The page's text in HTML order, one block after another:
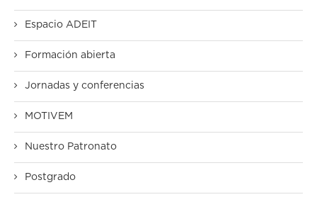
Espacio ADEIT
Formación abierta
Jornadas y conferencias
MOTIVEM
Nuestro Patronato
Postgrado